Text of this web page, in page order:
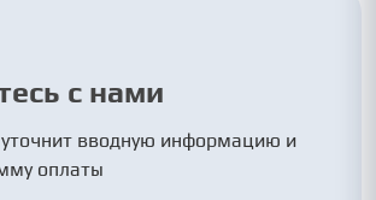
с нами
вводную информацию и
оплаты